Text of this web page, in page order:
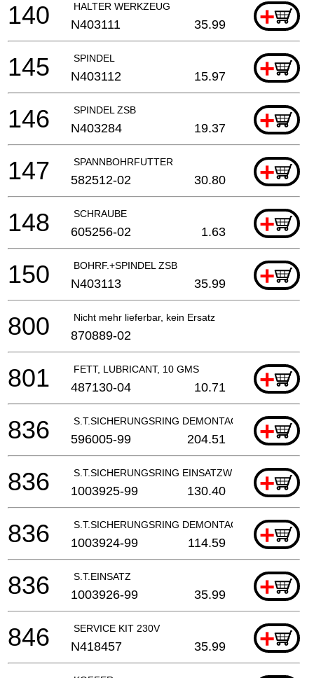
HALTER WERKZEUG +
140 N403111 35.99
SPINDEL +
145 N403112 15.97
SPINDEL ZSB +
146 N403284 19.37
SPANNBOHRFUTTER +
147 582512-02 30.80
SCHRAUBE +
148 605256-02 1.63
BOHRF.+SPINDEL ZSB +
150 N403113 35.99
Nicht mehr lieferbar, kein Ersatz
800 870889-02
FETT, LUBRICANT, 10 GMS +
801 487130-04 10.71
S.T.SICHERUNGSRING DEMONTAGEZWERKZEUG
+
836 596005-99 204.51
S.T.SICHERUNGSRING EINSATZWERKZEUG
+
836 1003925-99 130.40
S.T.SICHERUNGSRING DEMONTAGEZWERKZEUG
+
836 1003924-99 114.59
S.T.EINSATZ +
836 1003926-99 35.99
SERVICE KIT 230V +
846 N418457 35.99